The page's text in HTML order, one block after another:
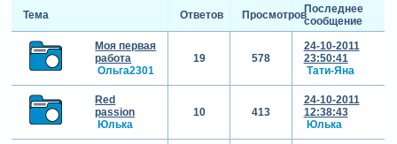
Тема Ответов ПросмотровПоследнее
сообщение
Моя первая
работа
Ольга2301
19 578
24-10-2011
23:50:41
Тати-Яна
Red
passion
Юлька
10 413
24-10-2011
12:38:43
Юлька